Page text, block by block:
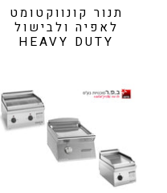
תנור קונווקטומט
לאפיה ולבישול
HEAVY DUTY